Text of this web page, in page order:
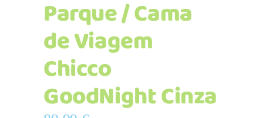
Parque / Cama
de Viagem
Chicco
GoodNight Cinza